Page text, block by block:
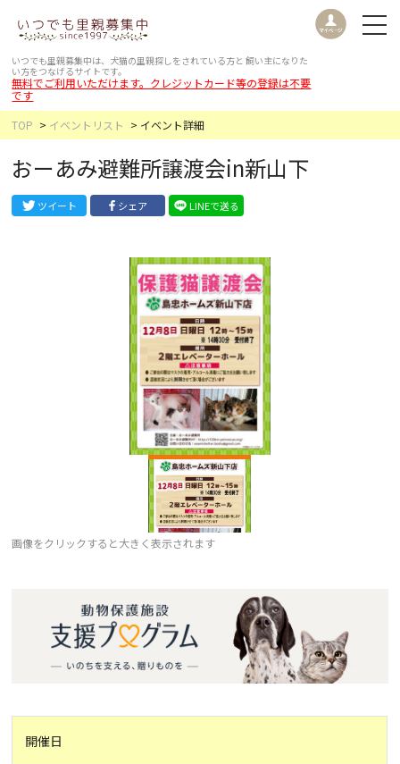
いつでも里親募集中は、犬猫の里親探しをされている方と 飼い主になりた
い方をつなげるサイトです。
無料でご利用いただけます。クレジットカード等の登録は不要
です
TOP
イベントリスト イベント詳細
おーあみ避難所譲渡会in新山下
ツイート シェア LINEで送る
画像をクリックすると大きく表示されます
開催日